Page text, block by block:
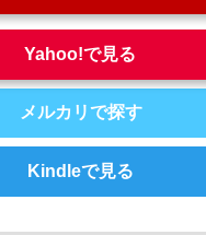
Yahoo!で見る
メルカリで探す
Kindleで見る